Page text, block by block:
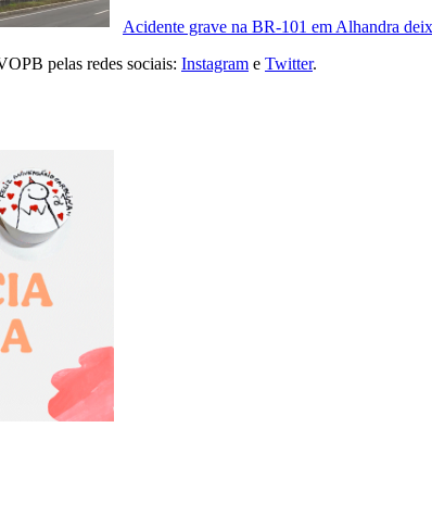
Acidente grave na BR-101 em Alhandra
pelas redes sociais: Instagram e Twitter.